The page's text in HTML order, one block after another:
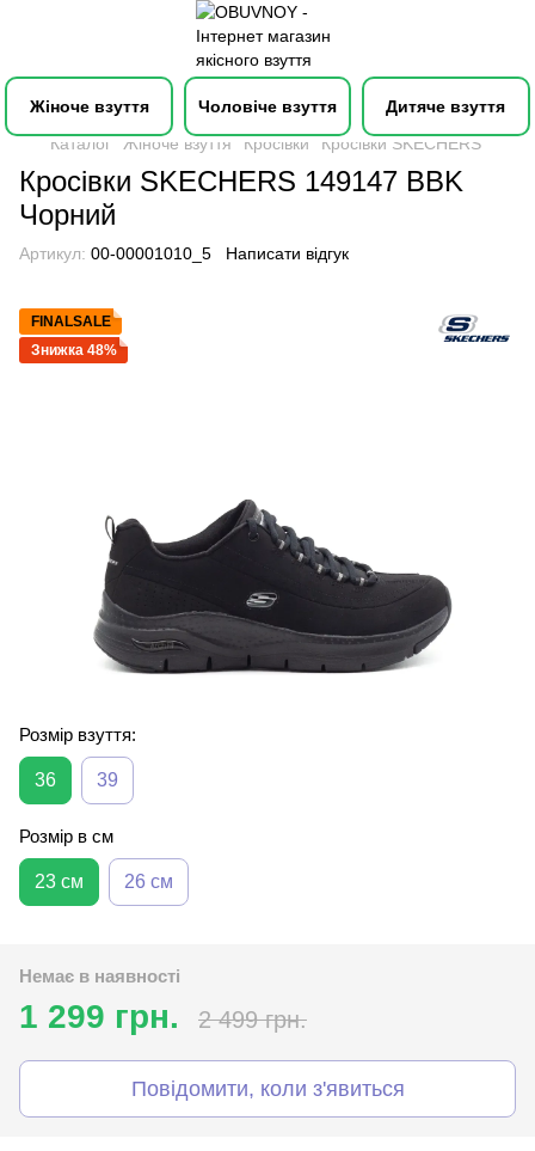
Жіноче взуття Чоловіче взуття
Дитяче взуття
Каталог
Жіноче взуття Кросівки Кросівки SKECHERS
Кросівки SKECHERS 149147 BBK
Чорний
Артикул: 00-00001010_5 Написати відгук
FINALSALE
Знижка 48%
Розмір взуття:
36 39
Розмір в см
23 см 26 см
Немає в наявності
1 299 грн. 2 499 грн.
Повідомити, коли з'явиться